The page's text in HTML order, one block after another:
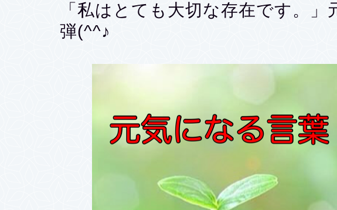
「私はとても大切な存在です。
弾(^^♪